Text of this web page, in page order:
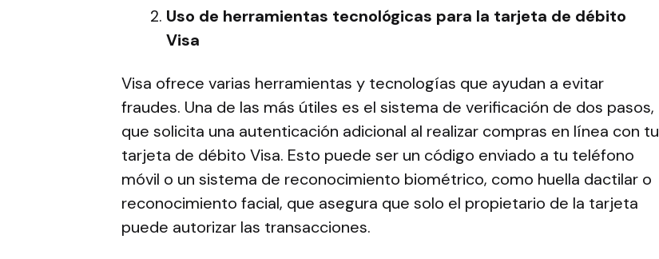
Uso de herramientas tecnológicas para la tarjeta de débito
Visa
Visa ofrece varias herramientas y tecnologías que ayudan a evitar
fraudes. Una de las más útiles es el sistema de verificación de dos pasos,
que solicita una autenticación adicional al realizar compras en línea con tu
tarjeta de débito Visa. Esto puede ser un código enviado a tu teléfono
móvil o un sistema de reconocimiento biométrico, como huella dactilar o
reconocimiento facial, que asegura que solo el propietario de la tarjeta
puede autorizar las transacciones.